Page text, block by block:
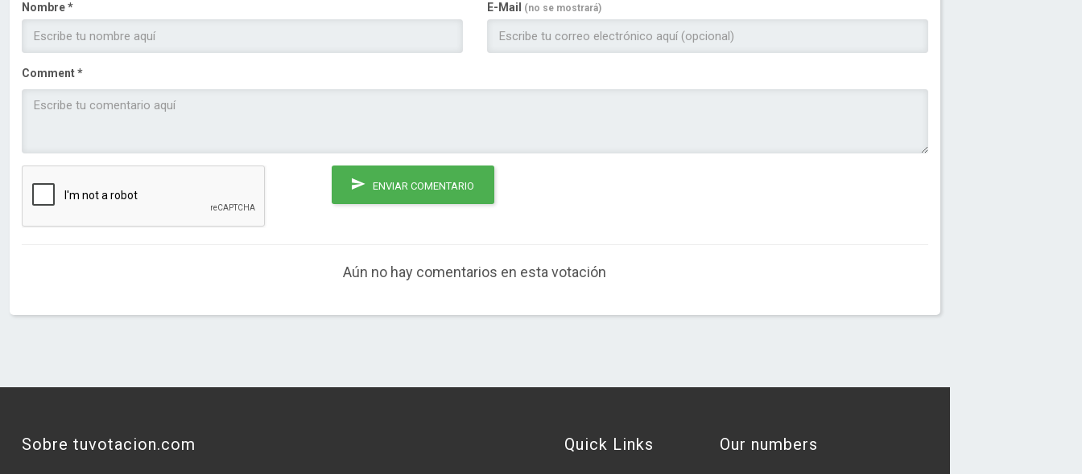
Nombre * E-Mail (no se mostrará)
Comment *
ENVIAR COMENTARIO
Aún no hay comentarios en esta votación
Sobre tuvotacion.com Quick Links Our numbers